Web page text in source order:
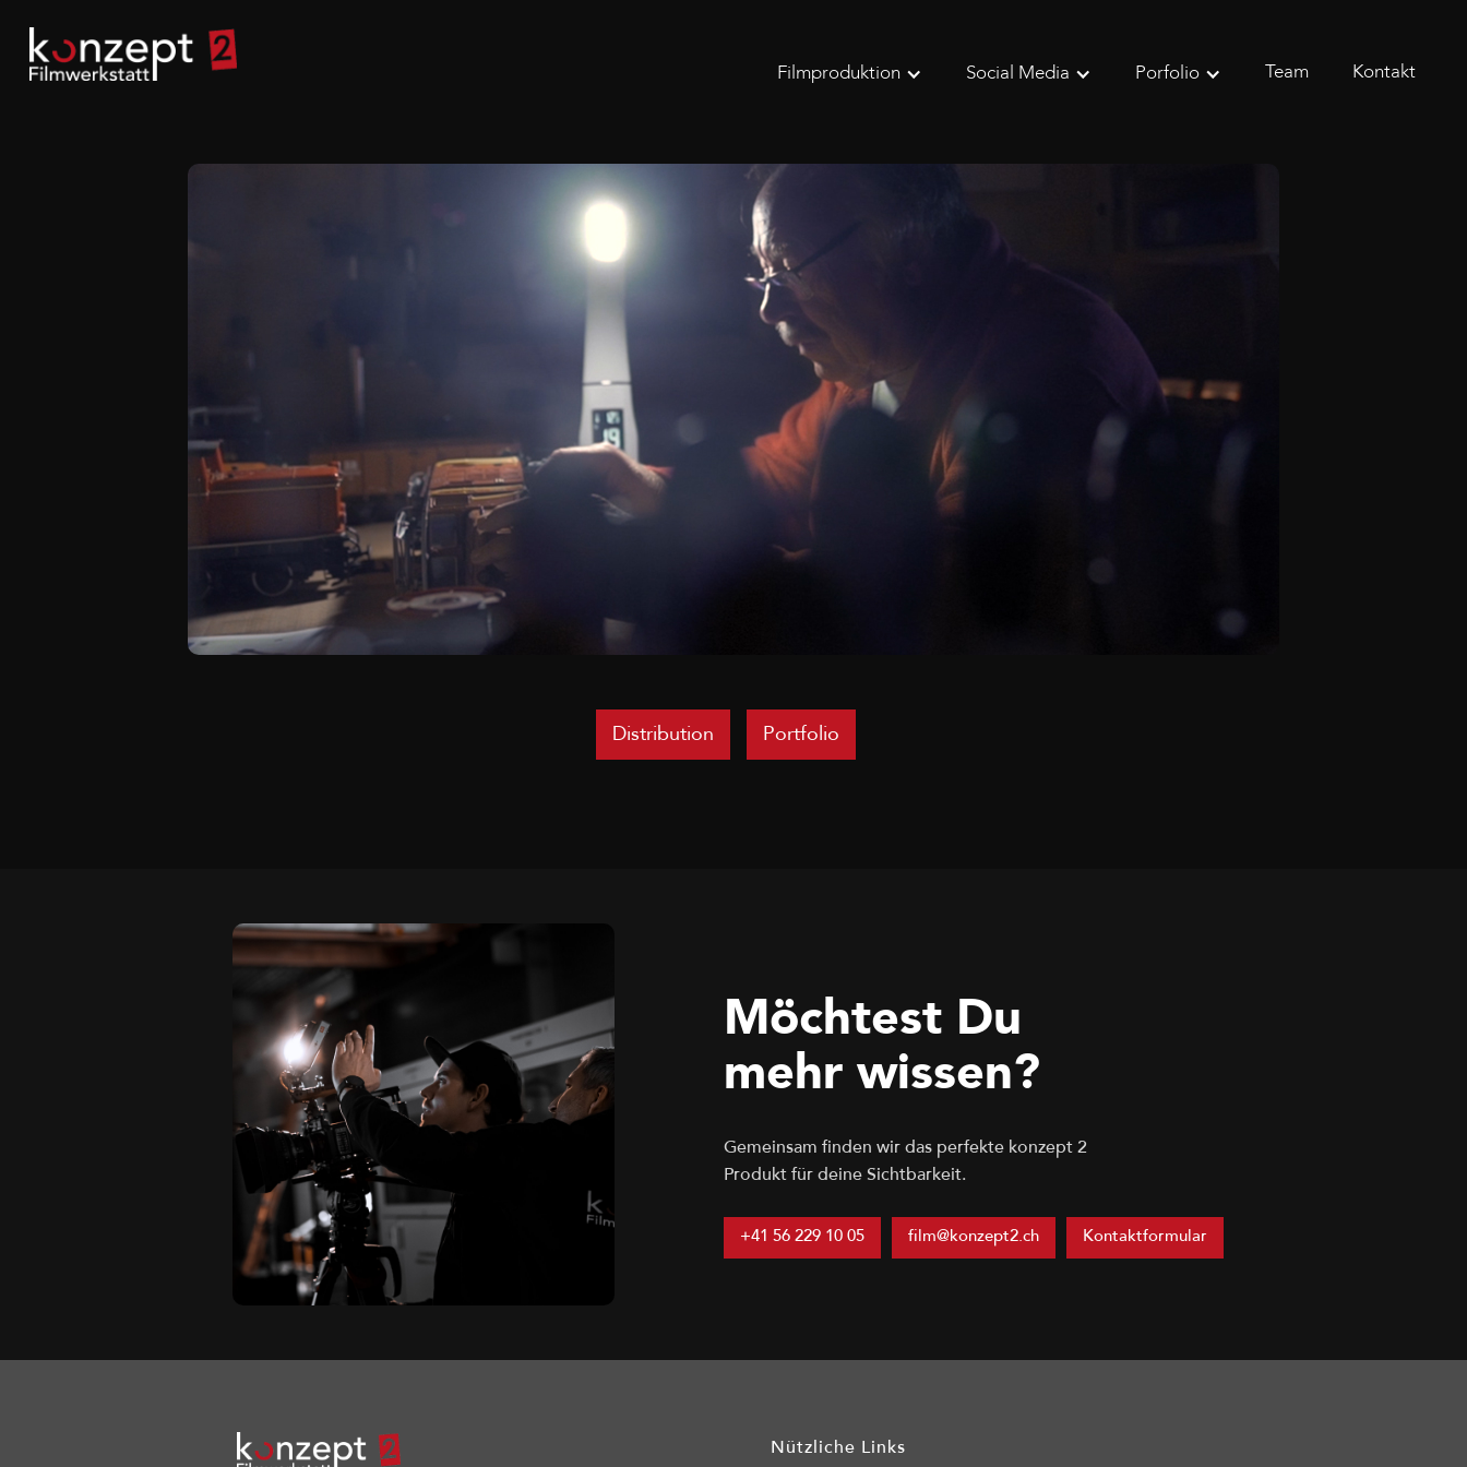
Filmproduktion Social Media Porfolio Team Kontakt
Distribution Portfolio
Möchtest Du
mehr wissen?
Gemeinsam finden wir das perfekte konzept 2
Produkt für deine Sichtbarkeit.
+41 56 229 10 05 film@konzept2.ch Kontaktformular
Nützliche Links